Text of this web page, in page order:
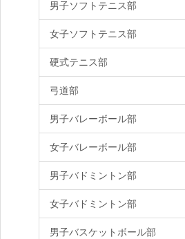
男子ソフトテニス部
女子ソフトテニス部
硬式テニス部
弓道部
男子バレーボール部
女子バレーボール部
男子バドミントン部
女子バドミントン部
男子バスケットボール部